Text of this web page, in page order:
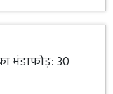
भंडाफोड़: 30